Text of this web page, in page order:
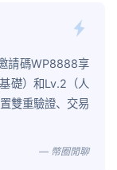
請碼WP8888享
礎）和Lv.2（人
雙重驗證、交易
— 幣圈閒聊